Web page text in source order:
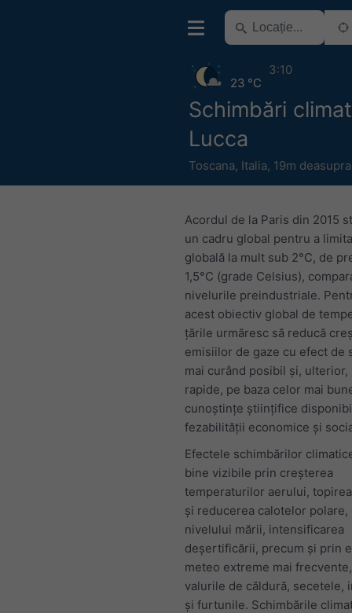
Schimbări
Lucca
Toscana, Italia, 19m
23 °C
3:10
Acordul de la Paris din 2015
un cadru global pentru a
globală la mult sub 2°C, de
1,5°C (grade Celsius),
nivelurile preindustriale.
acest obiectiv global de
țările urmăresc să reducă
emisiilor de gaze cu efect de
mai curând posibil și,
rapide, pe baza celor mai
cunoștințe științifice
fezabilității economice și
Efectele schimbărilor
bine vizibile prin creșterea
temperaturilor aerului,
și reducerea calotelor
nivelului mării, intensificarea
deșertificării, precum și prin
meteo extreme mai
valurile de căldură, secetele,
și furtunile. Schimbările